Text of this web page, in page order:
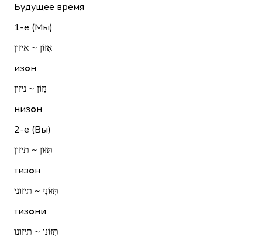
Будущее время
1-е (Мы)
אִזּוֹן ~ איזון
изон
נִזּוֹן ~ ניזון
низон
2-е (Вы)
תִּזּוֹן ~ תיזון
тизон
תִּזּוֹנִי ~ תיזוני
тизони
תִּזּוֹנוּ ~ תיזונו